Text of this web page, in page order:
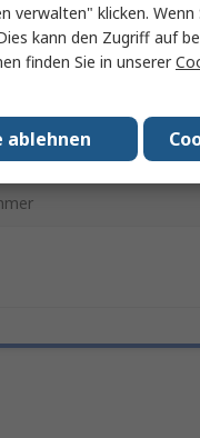
verwalten" klicken.
kann den Zugriff auf
finden Sie in unserer
ablehnen